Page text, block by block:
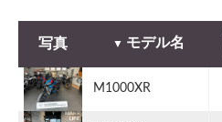
写真 モデル名
M1000XR